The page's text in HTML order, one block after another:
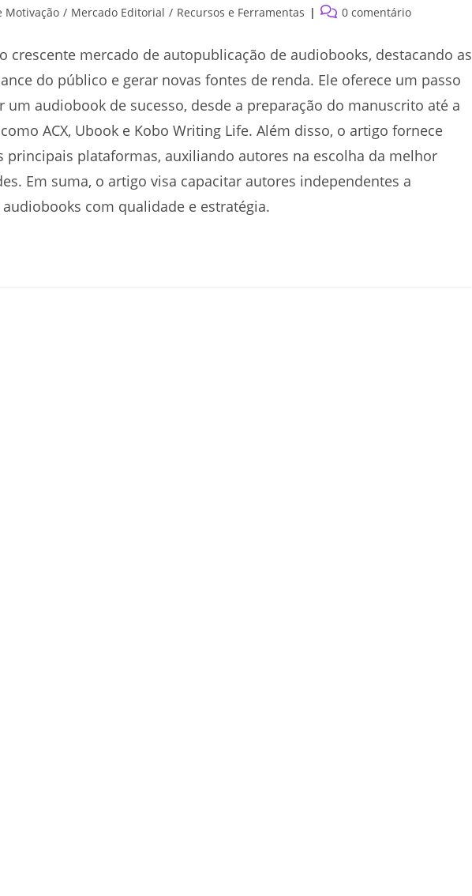
Motivação / Mercado Editorial / Recursos e Ferramentas
Comentários
0 comentário
crescente mercado de autopublicação de audiobooks, destacando as
do público e gerar novas fontes de renda. Ele oferece um passo
um audiobook de sucesso, desde a preparação do manuscrito até a
ACX, Ubook e Kobo Writing Life. Além disso, o artigo fornece
principais plataformas, auxiliando autores na escolha da melhor
Em suma, o artigo visa capacitar autores independentes a
com qualidade e estratégia.